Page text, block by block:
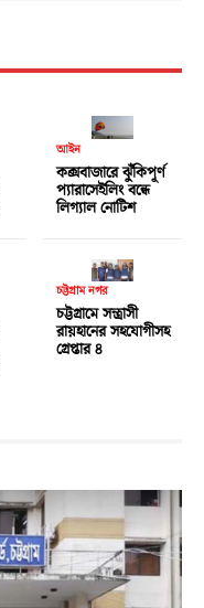
আইন
কক্সবাজারে ঝুঁকিপূর্ণ
প্যারাসেইলিং বন্ধে
লিগ্যাল নোটিশ
চট্টগ্রাম নগর
চট্টগ্রামে সন্ত্রাসী
রায়হানের সহযোগীসহ
গ্রেপ্তার ৪